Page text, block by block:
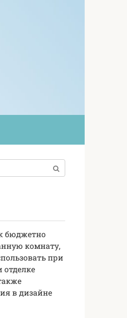
бюджетно
комнату,
при
отделке
в дизайне